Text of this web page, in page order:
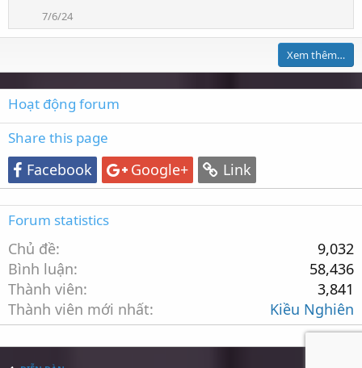
t
:
7/6/24
Xem thêm…
Hoạt động forum
Share this page
Facebook Google+ Link
Forum statistics
Chủ đề
9,032
Bình luận
58,436
Thành viên
3,841
Thành viên mới nhất
Kiều Nghiên